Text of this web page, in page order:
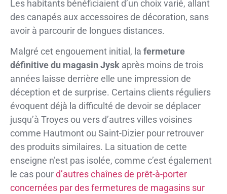
Les habitants bénéficiaient d’un choix varié, allant
des canapés aux accessoires de décoration, sans
avoir à parcourir de longues distances.
Malgré cet engouement initial, la fermeture
définitive du magasin Jysk après moins de trois
années laisse derrière elle une impression de
déception et de surprise. Certains clients réguliers
évoquent déjà la difficulté de devoir se déplacer
jusqu’à Troyes ou vers d’autres villes voisines
comme Hautmont ou Saint-Dizier pour retrouver
des produits similaires. La situation de cette
enseigne n’est pas isolée, comme c’est également
le cas pourd’autres chaînes de prêt-à-porter
concernées par des fermetures de magasins sur